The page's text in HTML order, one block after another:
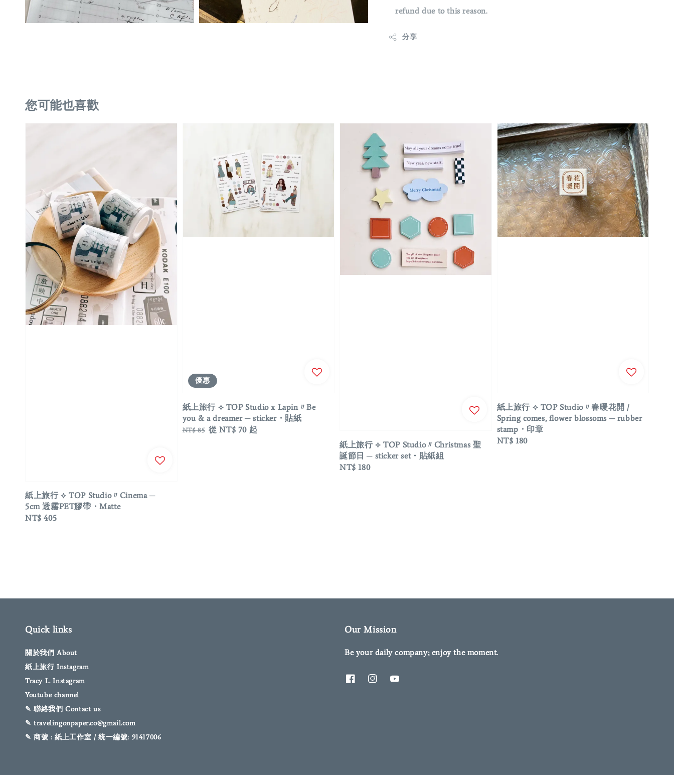
refund due to this reason.
分享
您可能也喜歡
紙上旅行 ⟡ TOP Studio〃Cinema ─
5cm 透霧PET膠帶・Matte
Regular
NT$ 405
優惠
紙上旅行 ⟡ TOP Studio x Lapin〃Be
you & a dreamer ─ sticker・貼紙
Regular
NT$ 85 Sale
從NT$ 70起
紙上旅行 ⟡ TOP Studio〃Christmas 聖
誕節日 ─ sticker set・貼紙組
Regular
NT$ 180
紙上旅行 ⟡ TOP Studio〃春暖花開 /
Spring comes, flower blossoms ─ rubber
stamp・印章
Regular
NT$ 180
Quick links
關於我們 About
紙上旅行 Instagram
Tracy L. Instagram
Youtube channel
✎ 聯絡我們 Contact us
✎ travelingonpaper.co@gmail.com
✎ 商號 : 紙上工作室 / 統一編號: 91417006
Our Mission
Be your daily company; enjoy the moment.